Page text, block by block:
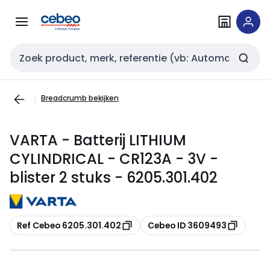
naar
naar
Zoekveld invoer
Breadcrumb bekijken
VARTA - Batterij LITHIUM
CYLINDRICAL - CR123A - 3V -
blister 2 stuks - 6205.301.402
Kopiëren
Ref Cebeo 6205.301.402 Kopiëren
Cebeo ID 3609493